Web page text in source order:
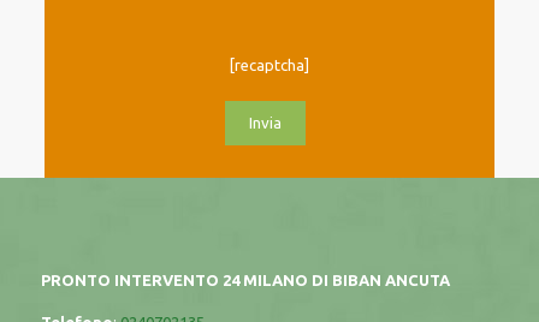
[recaptcha]
PRONTO INTERVENTO 24 MILANO DI BIBAN ANCUTA